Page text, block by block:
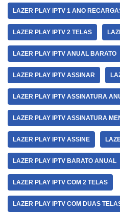
LAZER PLAY IPTV 1 ANO
LAZER PLAY IPTV 2 TELAS
LAZER PLAY IPTV ANUAL BARATO
LAZER PLAY IPTV ASSINAR
LAZER PLAY IPTV ASSINATURA
LAZER PLAY IPTV ASSINATURA
LAZER PLAY IPTV ASSINE
LAZER PLAY IPTV BARATO ANUAL
LAZER PLAY IPTV COM 2 TELAS
LAZER PLAY IPTV COM DUAS